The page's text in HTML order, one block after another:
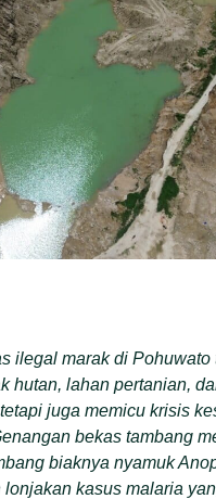
ilegal marak di Pohuwato
hutan, lahan pertanian,
juga memicu krisis
bekas tambang
biaknya nyamuk
lonjakan kasus malaria